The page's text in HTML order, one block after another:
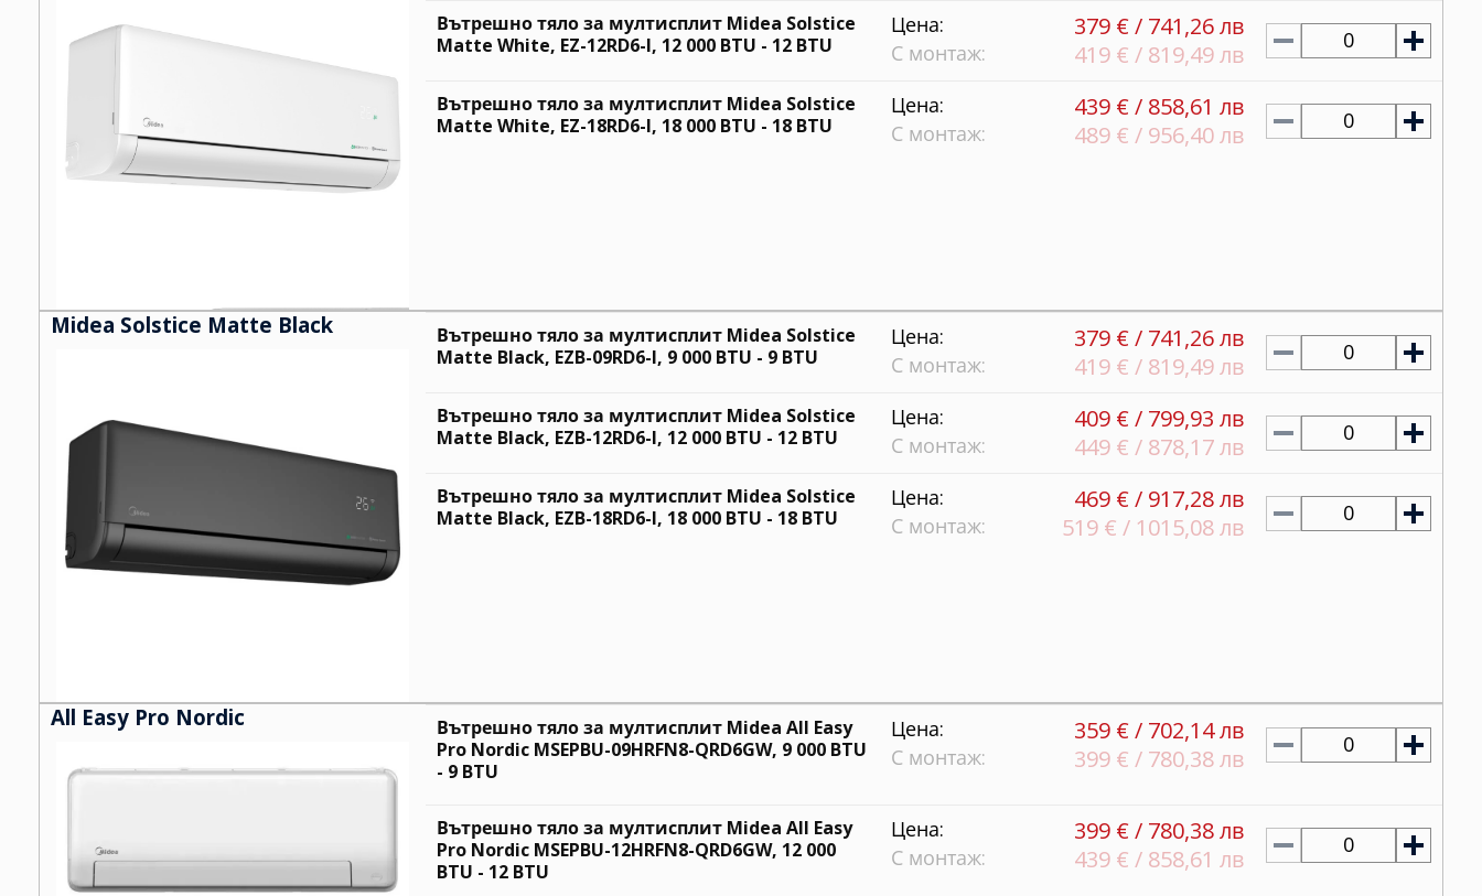
Вътрешно тяло за мултисплит Midea Solstice
Matte White, EZ-12RD6-I, 12 000 BTU - 12 BTU
Цена: 379 € / 741,26 лв
С монтаж: 419 € / 819,49 лв 0
Вътрешно тяло за мултисплит Midea Solstice
Matte White, EZ-18RD6-I, 18 000 BTU - 18 BTU
Цена: 439 € / 858,61 лв
С монтаж: 489 € / 956,40 лв 0
Midea Solstice Matte Black
Вътрешно тяло за мултисплит Midea Solstice
Matte Black, EZB-09RD6-I, 9 000 BTU - 9 BTU
Цена: 379 € / 741,26 лв
С монтаж: 419 € / 819,49 лв 0
Вътрешно тяло за мултисплит Midea Solstice
Matte Black, EZB-12RD6-I, 12 000 BTU - 12 BTU
Цена: 409 € / 799,93 лв
С монтаж: 449 € / 878,17 лв 0
Вътрешно тяло за мултисплит Midea Solstice
Matte Black, EZB-18RD6-I, 18 000 BTU - 18 BTU
Цена: 469 € / 917,28 лв
С монтаж: 519 € / 1015,08 лв 0
All Easy Pro Nordic
Вътрешно тяло за мултисплит Midea All Easy
Pro Nordic MSEPBU-09HRFN8-QRD6GW, 9 000 BTU
- 9 BTU
Цена: 359 € / 702,14 лв
С монтаж: 399 € / 780,38 лв 0
Вътрешно тяло за мултисплит Midea All Easy
Pro Nordic MSEPBU-12HRFN8-QRD6GW, 12 000
BTU - 12 BTU
Цена: 399 € / 780,38 лв
С монтаж: 439 € / 858,61 лв 0